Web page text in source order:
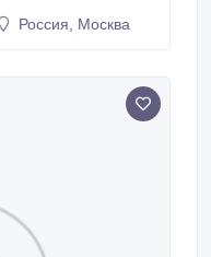
и автомобильным
Россия, Москва